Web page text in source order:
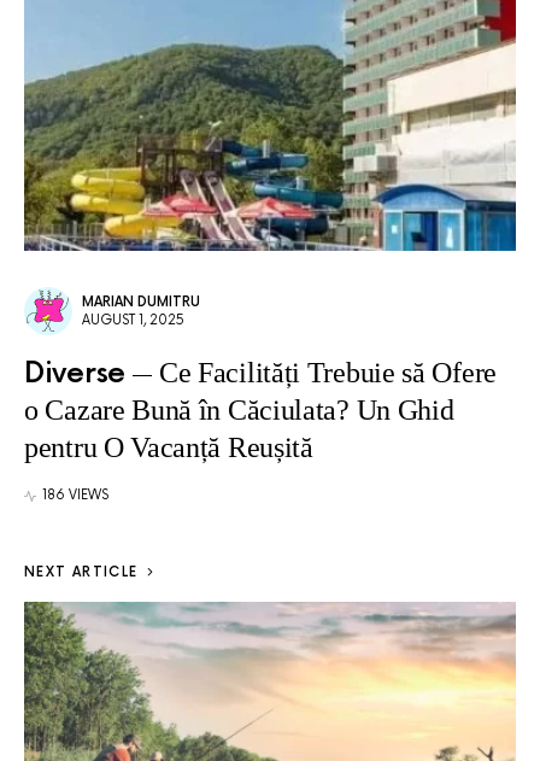
MARIAN DUMITRU
AUGUST 1, 2025
Diverse
Ce Facilități Trebuie să Ofere
o Cazare Bună în Căciulata? Un Ghid
pentru O Vacanță Reușită
186 VIEWS
NEXT ARTICLE